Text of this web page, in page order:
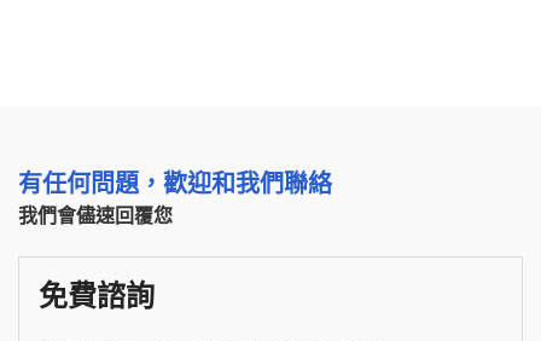
有任何問題，歡迎和我們聯絡
我們會儘速回覆您
免費諮詢